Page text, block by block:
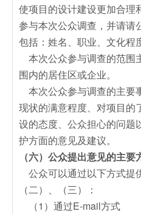
使项目的设计建设更加合理
参与本次公众调查，并请请
包括：姓名、职业、文化程
本次公众参与调查的范围
围内的居住区或企业。
本次公众参与调查的主要
现状的满意程度、对项目的
设的态度、公众担心的问题
护方面的意见及建议。
（六）公众提出意见的主要
公众可以通过以下方式提
（二）、（三）：
（1）通过E-mail方式